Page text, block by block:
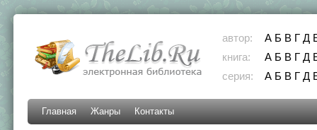
автор: А Б В Г Д
книга:
А Б В Г Д
серия:
А Б В Г Д
Главная Жанры Контакты